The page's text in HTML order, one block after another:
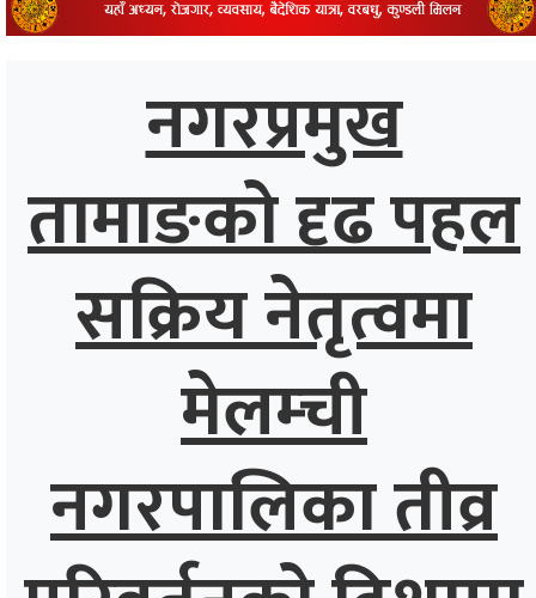
नगरप्रमुख
तामाङको दृढ पहल
सक्रिय नेतृत्वमा
मेलम्ची
नगरपालिका तीव्र